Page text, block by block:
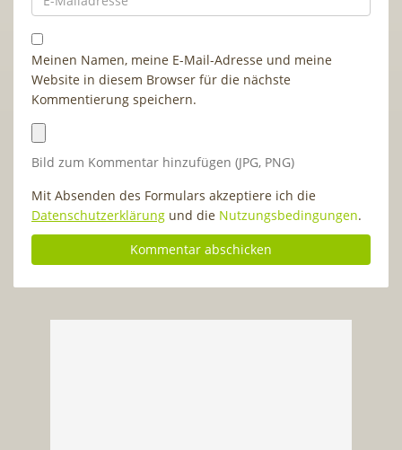
Meinen Namen, meine E-Mail-Adresse und meine
Website in diesem Browser für die nächste
Kommentierung speichern.
Bild zum Kommentar hinzufügen (JPG, PNG)
Mit Absenden des Formulars akzeptiere ich die
Datenschutzerklärung und die Nutzungsbedingungen.